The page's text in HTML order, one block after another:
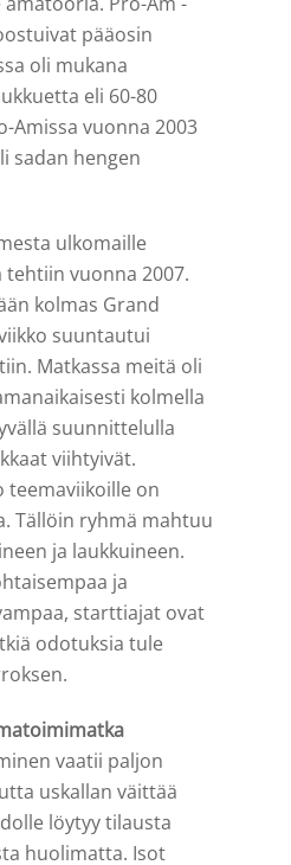
pääosin
oli mukana
eli 60-80
Amissa vuonna 2003
sadan hengen
ulkomaille
vuonna 2007.
kolmas Grand
suuntautui
Matkassa meitä oli
kolmella
suunnittelulla
viihtyivät.
teemaviikoille on
Tällöin ryhmä mahtuu
ja laukkuineen.
ja
starttiajat ovat
odotuksia tule
vaatii paljon
uskallan väittää
löytyy tilausta
huolimatta. Isot